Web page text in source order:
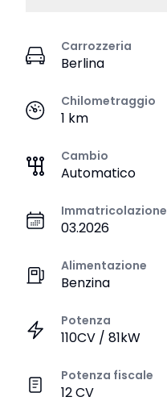
Carrozzeria
Berlina
Chilometraggio
1 km
Cambio
Automatico
Immatricolazione
03.2026
Alimentazione
Benzina
Potenza
110CV / 81kW
Potenza fiscale
12 CV